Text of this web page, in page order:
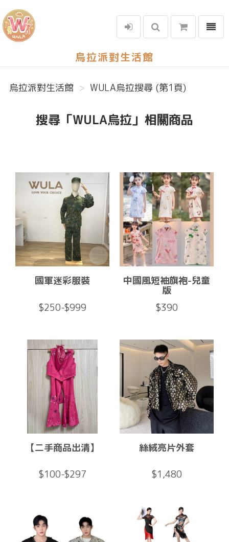
烏拉派對生活館
選單
烏拉派對生活館 WULA烏拉搜尋 (第1頁)
搜尋「WULA烏拉」相關商品
國軍迷彩服裝
$250-$999
中國風短袖旗袍-兒童
版
$390
【二手商品出清】
$100-$297
絲絨亮片外套
$1,480